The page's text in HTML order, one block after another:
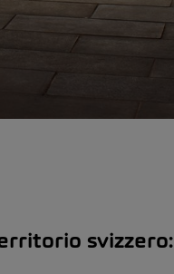
svizzero: